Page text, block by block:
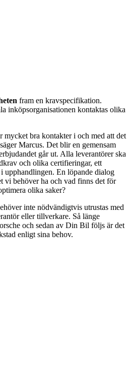
fram en kravspecifikation.
inköpsorganisationen kontaktas olika
mycket bra kontakter i och med att det
Marcus. Det blir en gemensam
går ut. Alla leverantörer ska
och olika certifieringar, ett
upphandlingen. En löpande dialog
vi behöver ha och vad finns det för
olika saker?
inte nödvändigtvis utrustas med
eller tillverkare. Så länge
och sedan av Din Bil följs är det
enligt sina behov.